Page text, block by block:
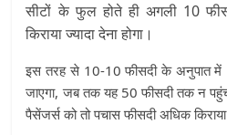
सीटों के फुल होते ही अगली 10
किराया ज्यादा देना होगा।
इस तरह से 10-10 फीसदी के अनुपात में
जाएगा, जब तक यह 50 फीसदी तक न
पैसेंजर्स को तो पचास फीसदी अधिक किराया